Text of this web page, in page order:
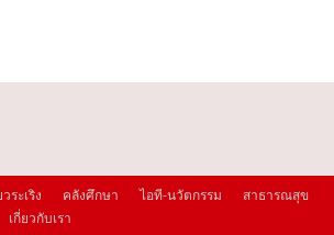
ระเริง คลังศึกษา ไอที-นวัตกรรม
สาธารณสุข
เกี่ยวกับเรา